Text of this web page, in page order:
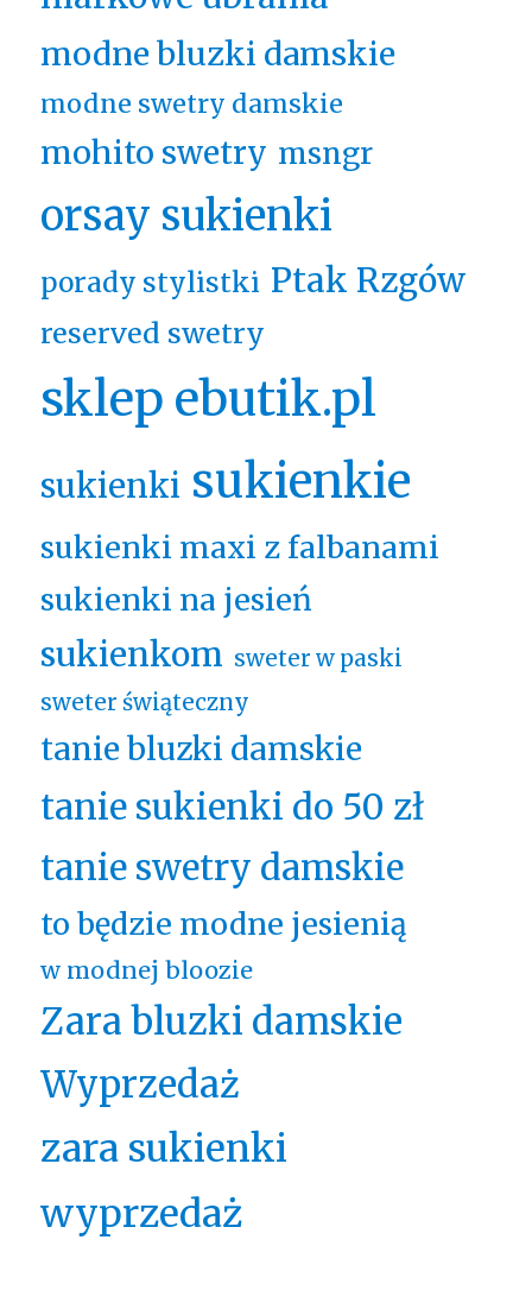
modne bluzki damskie
modne swetry damskie
mohito swetry msngr
orsay sukienki
porady stylistki Ptak Rzgów
reserved swetry
sklep ebutik.pl
sukienki sukienkie
sukienki maxi z falbanami
sukienki na jesień
sukienkom sweter w paski
sweter świąteczny
tanie bluzki damskie
tanie sukienki do 50 zł
tanie swetry damskie
to będzie modne jesienią
w modnej bloozie
Zara bluzki damskie
Wyprzedaż
zara sukienki
wyprzedaż